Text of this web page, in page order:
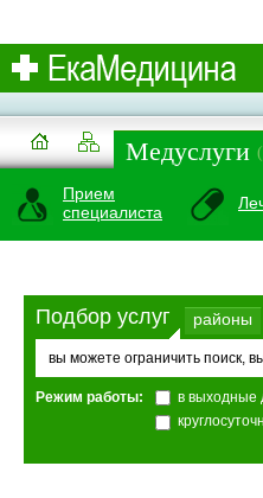
Медуслуги
Прием
специалиста
Подбор услуг районы
вы можете ограничить поиск,
Режим работы:
в выходные